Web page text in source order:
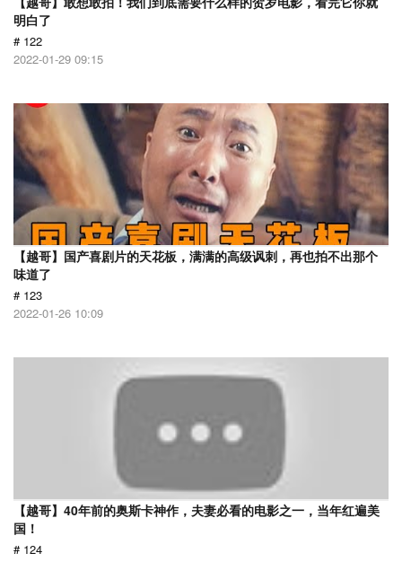
明白了
# 122
2022-01-29 09:15
【越哥】国产喜剧片的天花板，满满的高级讽刺，再也拍不出那个
味道了
# 123
2022-01-26 10:09
【越哥】40年前的奥斯卡神作，夫妻必看的电影之一，当年红遍美
国！
# 124